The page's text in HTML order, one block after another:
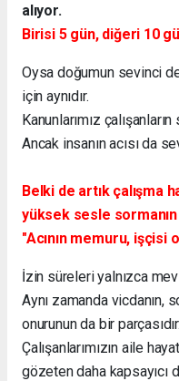
alıyor.
Birisi 5 gün, diğeri 10
Oysa doğumun sevinci
için aynıdır.
Kanunlarımız
Ancak insanın acısı da
Belki de artık çalışma
yüksek sesle
"Acının memuru, işçisi
İzin süreleri yalnızca
Aynı zamanda vicdanın,
onurunun da bir parçasıdır.
Çalışanlarımızın aile
gözeten daha kapsayıcı